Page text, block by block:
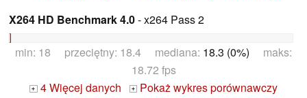
X264 HD Benchmark 4.0- x264 Pass 2
min: 18 przeciętny: 18.4 mediana: 18.3 (0%) maks:
18.72 fps
+ 4 Więcej danych +
Pokaż wykres porównawczy